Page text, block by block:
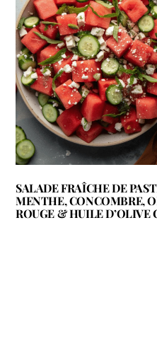
SALADE FRAÎCHE DE
MENTHE, CONCOMBRE,
ROUGE & HUILE D’OLIVE